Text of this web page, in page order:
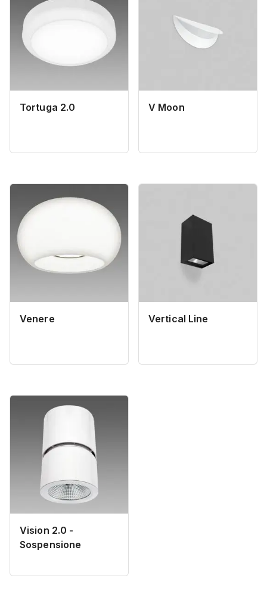
Tortuga 2.0 V Moon
Venere Vertical Line
Vision 2.0 -
Sospensione